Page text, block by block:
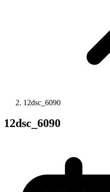
12dsc_6090
12dsc_6090